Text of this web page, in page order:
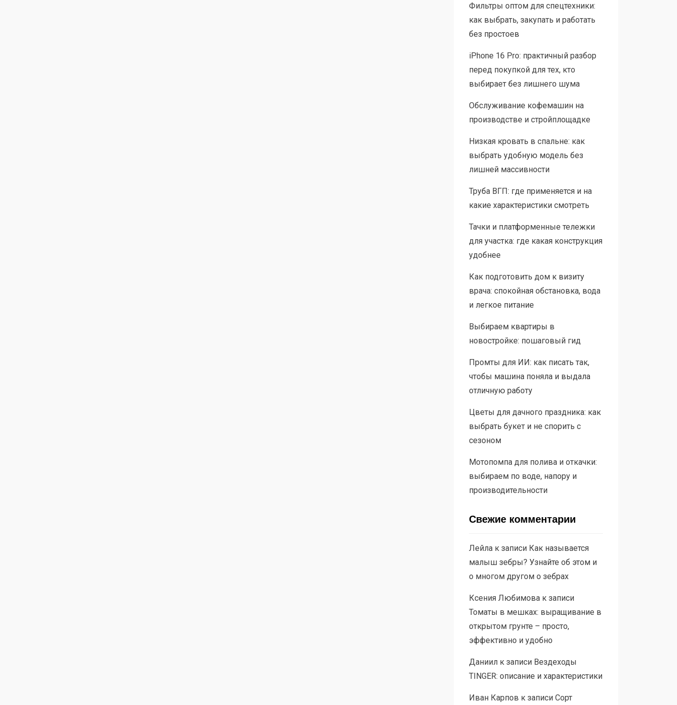
Фильтры оптом для спецтехники:
как выбрать, закупать и работать
без простоев
iPhone 16 Pro: практичный разбор
перед покупкой для тех, кто
выбирает без лишнего шума
Обслуживание кофемашин на
производстве и стройплощадке
Низкая кровать в спальне: как
выбрать удобную модель без
лишней массивности
Труба ВГП: где применяется и на
какие характеристики смотреть
Тачки и платформенные тележки
для участка: где какая конструкция
удобнее
Как подготовить дом к визиту
врача: спокойная обстановка, вода
и легкое питание
Выбираем квартиры в
новостройке: пошаговый гид
Промты для ИИ: как писать так,
чтобы машина поняла и выдала
отличную работу
Цветы для дачного праздника: как
выбрать букет и не спорить с
сезоном
Мотопомпа для полива и откачки:
выбираем по воде, напору и
производительности
Свежие комментарии
Лейлак записи Как называется
малыш зебры? Узнайте об этом и
о многом другом о зебрах
Ксения Любимовак записи
Томаты в мешках: выращивание в
открытом грунте – просто,
эффективно и удобно
Даниилк записи Вездеходы
TINGER: описание и характеристики
Иван Карпов к записи Сорт